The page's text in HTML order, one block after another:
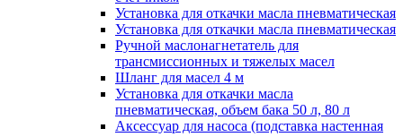
Установка для откачки масла пневматическая
Установка для откачки масла пневматическая
Ручной маслонагнетатель для
трансмиссионных и тяжелых масел
Шланг для масел 4 м
Установка для откачки масла
пневматическая, объем бака 50 л, 80 л
Аксессуар для насоса (подставка настенная